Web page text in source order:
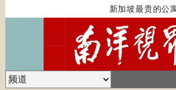
新加坡最贵的公